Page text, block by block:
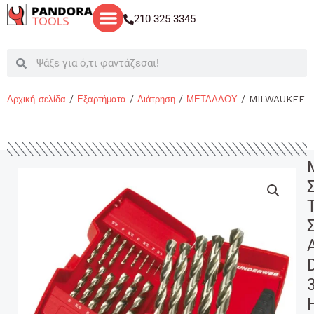
Μετάβαση
στο
210 325 3345
SearchSearch
Αρχική σελίδα / Εξαρτήματα / Διάτρηση / ΜΕΤΑΛΛΟΥ / MILWAUKEE